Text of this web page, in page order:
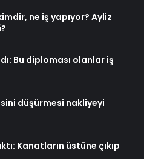
ne iş yapıyor? Ayliz
Bu diploması olanlar iş
düşürmesi nakliyeyi
Kanatların üstüne çıkıp